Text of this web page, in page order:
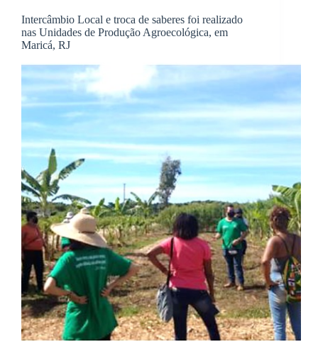
Intercâmbio Local e troca de saberes foi realizado
nas Unidades de Produção Agroecológica, em
Maricá, RJ